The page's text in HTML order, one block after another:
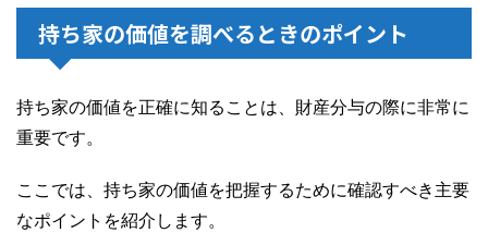
持ち家の価値を調べるときのポイント
持ち家の価値を正確に知ることは、財産分与の際に非常に
重要です。
ここでは、持ち家の価値を把握するために確認すべき主要
なポイントを紹介します。